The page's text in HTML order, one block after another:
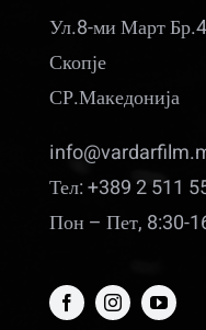
Ул.8-ми Март Бр.4
Скопје
СР.Македонија
Тел: +389 2 511
Пон – Пет, 8:30-